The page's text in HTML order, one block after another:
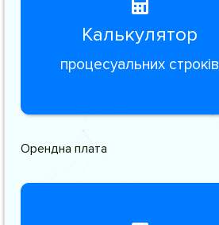
Калькулятор
процесуальних строків
Орендна плата